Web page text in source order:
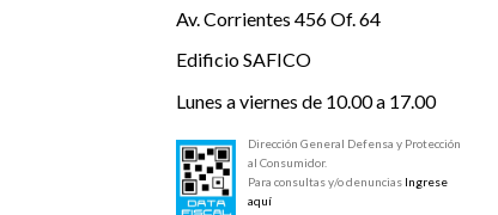
Av. Corrientes 456 Of. 64
Edificio SAFICO
Lunes a viernes de 10.00 a 17.00
Dirección General Defensa y Protección
al Consumidor.
Para consultas y/o denuncias Ingrese
aquí